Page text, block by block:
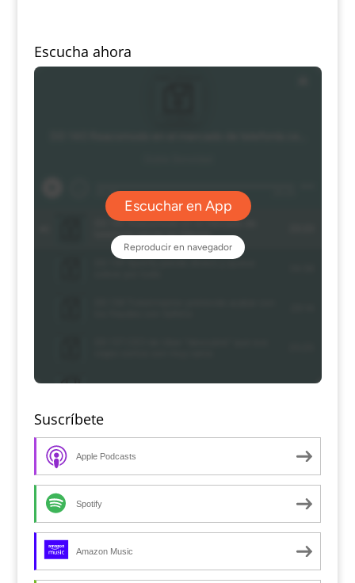
Escucha ahora
Suscríbete
Apple Podcasts
Spotify
Amazon Music